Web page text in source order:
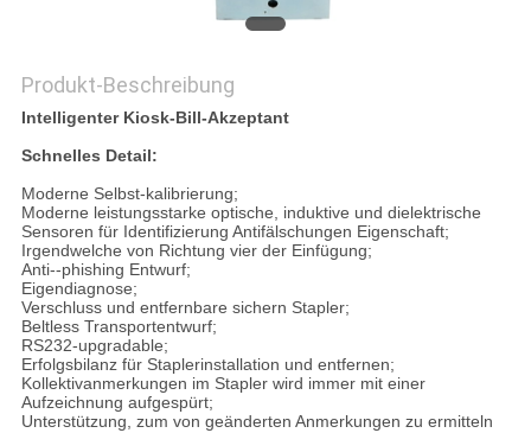
PRIVACY
POLICY
Produkt-Beschreibung
Intelligenter Kiosk-Bill-Akzeptant
Schnelles Detail:
Moderne Selbst-kalibrierung;
Moderne leistungsstarke optische, induktive und dielektrische
Sensoren für Identifizierung Antifälschungen Eigenschaft;
Irgendwelche von Richtung vier der Einfügung;
Anti--phishing Entwurf;
Eigendiagnose;
Verschluss und entfernbare sichern Stapler;
Beltless Transportentwurf;
RS232-upgradable;
Erfolgsbilanz für Staplerinstallation und entfernen;
Kollektivanmerkungen im Stapler wird immer mit einer
Aufzeichnung aufgespürt;
Unterstützung, zum von geänderten Anmerkungen zu ermitteln